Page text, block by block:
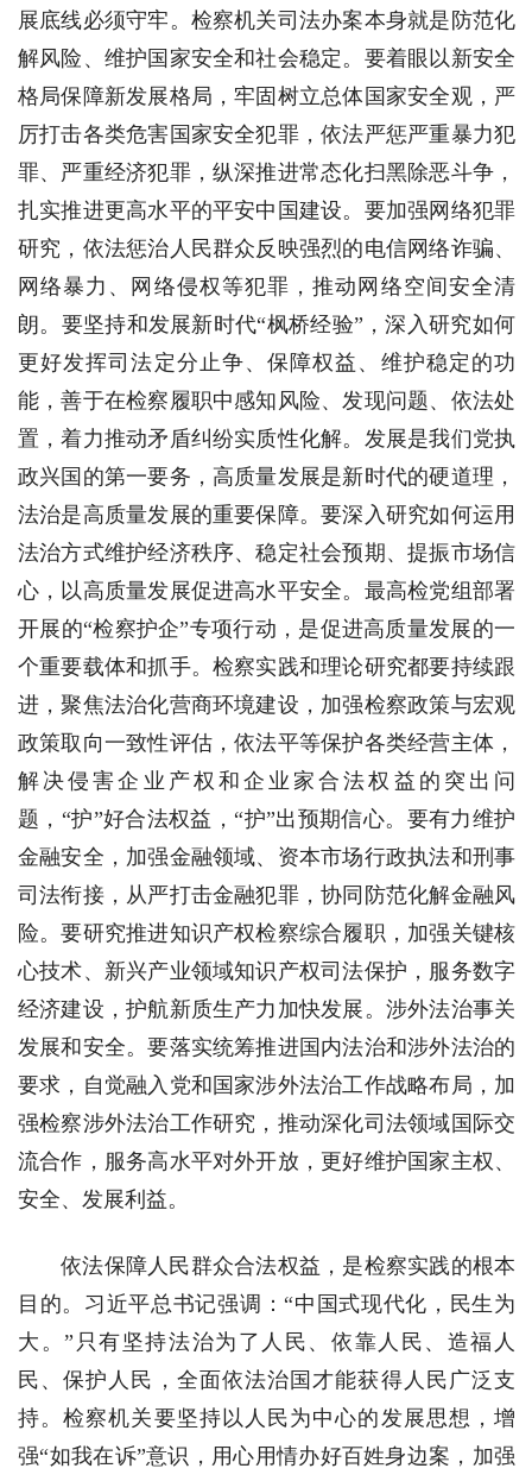
展底线必须守牢。检察机关司法办案本身就是防范化
解风险、维护国家安全和社会稳定。要着眼以新安全
格局保障新发展格局，牢固树立总体国家安全观，严
厉打击各类危害国家安全犯罪，依法严惩严重暴力犯
罪、严重经济犯罪，纵深推进常态化扫黑除恶斗争，
扎实推进更高水平的平安中国建设。要加强网络犯罪
研究，依法惩治人民群众反映强烈的电信网络诈骗、
网络暴力、网络侵权等犯罪，推动网络空间安全清
朗。要坚持和发展新时代“枫桥经验”，深入研究如何
更好发挥司法定分止争、保障权益、维护稳定的功
能，善于在检察履职中感知风险、发现问题、依法处
置，着力推动矛盾纠纷实质性化解。发展是我们党执
政兴国的第一要务，高质量发展是新时代的硬道理，
法治是高质量发展的重要保障。要深入研究如何运用
法治方式维护经济秩序、稳定社会预期、提振市场信
心，以高质量发展促进高水平安全。最高检党组部署
开展的“检察护企”专项行动，是促进高质量发展的一
个重要载体和抓手。检察实践和理论研究都要持续跟
进，聚焦法治化营商环境建设，加强检察政策与宏观
政策取向一致性评估，依法平等保护各类经营主体，
解决侵害企业产权和企业家合法权益的突出问
题，“护”好合法权益，“护”出预期信心。要有力维护
金融安全，加强金融领域、资本市场行政执法和刑事
司法衔接，从严打击金融犯罪，协同防范化解金融风
险。要研究推进知识产权检察综合履职，加强关键核
心技术、新兴产业领域知识产权司法保护，服务数字
经济建设，护航新质生产力加快发展。涉外法治事关
发展和安全。要落实统筹推进国内法治和涉外法治的
要求，自觉融入党和国家涉外法治工作战略布局，加
强检察涉外法治工作研究，推动深化司法领域国际交
流合作，服务高水平对外开放，更好维护国家主权、
安全、发展利益。
依法保障人民群众合法权益，是检察实践的根本
目的。习近平总书记强调：“中国式现代化，民生为
大。”只有坚持法治为了人民、依靠人民、造福人
民、保护人民，全面依法治国才能获得人民广泛支
持。检察机关要坚持以人民为中心的发展思想，增
强“如我在诉”意识，用心用情办好百姓身边案，加强